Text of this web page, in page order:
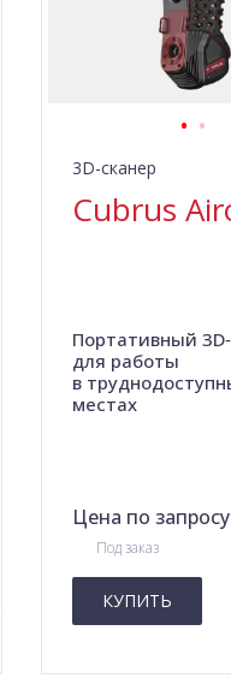
3D-сканер
Cubrus
Портативный
для работы
в
местах
Цена по запросу
Под заказ
КУПИТЬ